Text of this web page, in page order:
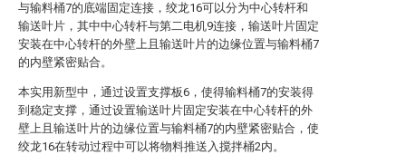
与输料桶7的底端固定连接，绞龙16可以分为中心转杆和
输送叶片，其中中心转杆与第二电机9连接，输送叶片固定
安装在中心转杆的外壁上且输送叶片的边缘位置与输料桶7
的内壁紧密贴合。
本实用新型中，通过设置支撑板6，使得输料桶7的安装得
到稳定支撑，通过设置输送叶片固定安装在中心转杆的外
壁上且输送叶片的边缘位置与输料桶7的内壁紧密贴合，使
绞龙16在转动过程中可以将物料推送入搅拌桶2内。